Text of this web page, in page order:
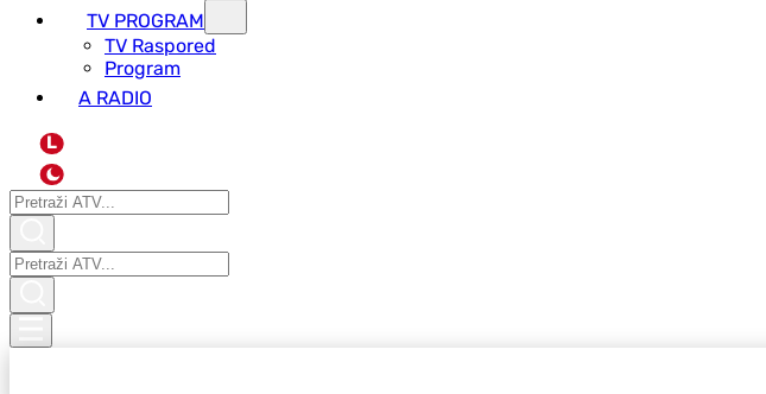
TV PROGRAM
ТV Raspored
Program
A RADIO
L